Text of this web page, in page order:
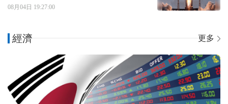
08月04日 19:27:00
經濟 更多